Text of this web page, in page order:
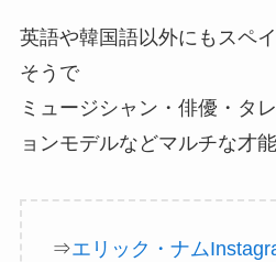
英語や韓国語以外にもスペ
そうで
ミュージシャン・俳優・タ
ョンモデルなどマルチな才
⇒エリック・ナム